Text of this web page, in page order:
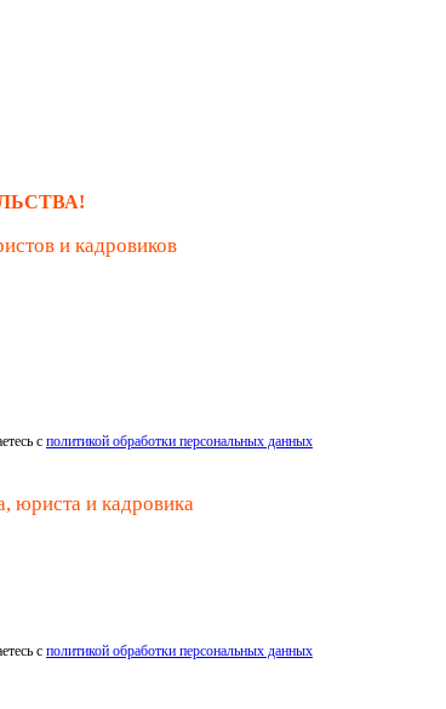
и кадровиков
с политикой обработки персональных данных
юриста и кадровика
с политикой обработки персональных данных